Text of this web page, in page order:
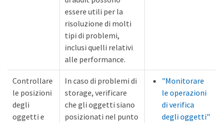
essere utili per la
risoluzione di molti
tipi di problemi,
inclusi quelli relativi
alle performance.
Controllare
le posizioni
degli
oggetti e
In caso di problemi di
storage, verificare
che gli oggetti siano
posizionati nel punto
"Monitorare
le operazioni
di verifica
degli oggetti"